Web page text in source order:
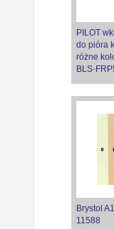
PILOT
do pióra
różne
BLS-
Brystol
11588